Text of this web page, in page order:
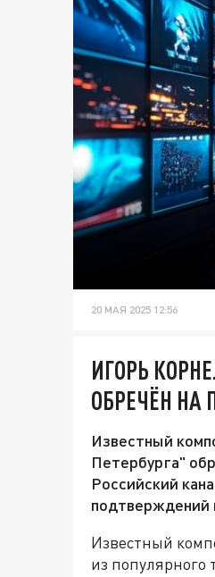
20 МАЯ 2025 12:56
ИГОРЬ
ОБРЕЧЁН НА
Известный
Петербурга"
Российский
подтверждений
Известный
из популярного